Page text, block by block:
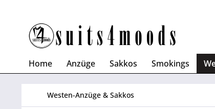
Home Anzüge Sakkos Smokings
Westen-Anzüge & Sakkos